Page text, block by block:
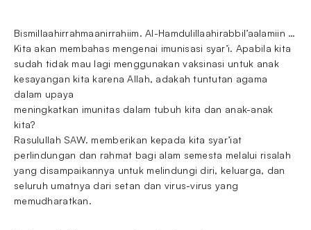
Bismillaahirrahmaanirrahiim. Al-Hamdulillaahirabbil’aalamiin …
Kita akan membahas mengenai imunisasi syar’i. Apabila kita
sudah tidak mau lagi menggunakan vaksinasi untuk anak
kesayangan kita karena Allah, adakah tuntutan agama
dalam upaya
meningkatkan imunitas dalam tubuh kita dan anak-anak
kita?
Rasulullah SAW. memberikan kepada kita syar’iat
perlindungan dan rahmat bagi alam semesta melalui risalah
yang disampaikannya untuk melindungi diri, keluarga, dan
seluruh umatnya dari setan dan virus-virus yang
memudharatkan.